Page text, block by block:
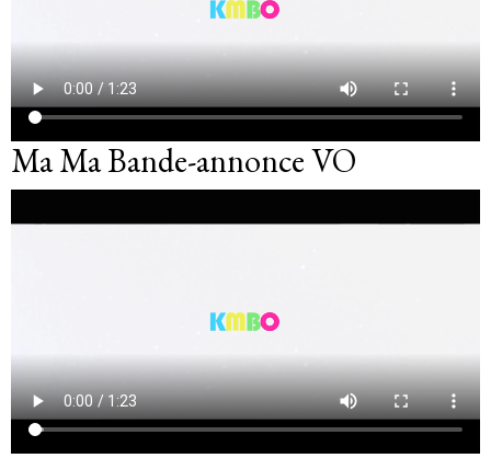
Ma Ma Bande-annonce VO